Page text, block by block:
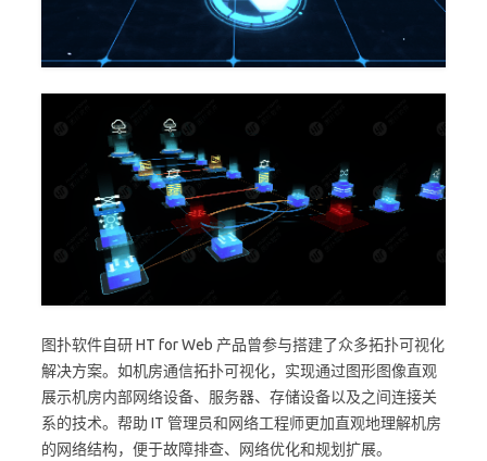
图扑软件自研 HT for Web 产品曾参与搭建了众多拓扑可视化
解决方案。如机房通信拓扑可视化，实现通过图形图像直观
展示机房内部网络设备、服务器、存储设备以及之间连接关
系的技术。帮助 IT 管理员和网络工程师更加直观地理解机房
的网络结构，便于故障排查、网络优化和规划扩展。